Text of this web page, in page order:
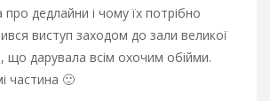
про дедлайни і чому їх потрібно
виступ заходом до зали великої
що дарувала всім охочим обійми.
частина 🙂